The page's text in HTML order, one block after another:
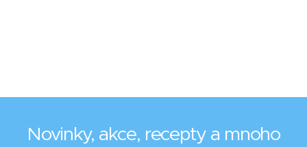
Novinky, akce, recepty a mnoho